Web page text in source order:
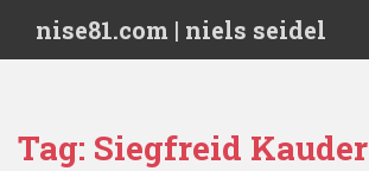
i
nise81.com | niels seidel
Tag: Siegfreid Kauder